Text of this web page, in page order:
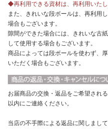
◆再利用できる資材は、再利用いたし
また、きれいな段ボールは、再利用
場合もございます。
隙間ができた場合には、きれいな古
して使用する場合もございます。
商品によっては段ボールを使わず、
いただく場合もございます。
お届商品の交換・返品をご希望され
以内にご連絡ください。
当店の不手際による返品に関しまし